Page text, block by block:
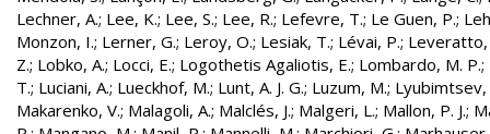
Lechner, A.; Lee, K.; Lee, S.; Lee, R.; Lefevre, T.; Le Guen, P.;
Monzon, I.; Lerner, G.; Leroy, O.; Lesiak, T.; Lévai, P.; Leveratto,
Z.; Lobko, A.; Locci, E.; Logothetis Agaliotis, E.; Lombardo, M. P.;
T.; Luciani, A.; Lueckhof, M.; Lunt, A. J. G.; Luzum, M.; Lyubimtsev,
Makarenko, V.; Malagoli, A.; Malclés, J.; Malgeri, L.; Mallon, P. J.;